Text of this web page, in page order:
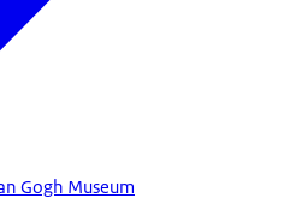
Gogh Museum